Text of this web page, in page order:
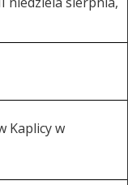
Kaplicy w